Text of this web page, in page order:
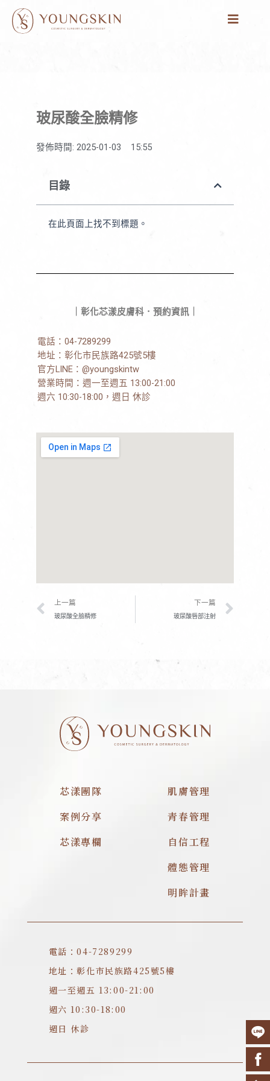
玻尿酸全臉精修
發佈時間: 2025-01-03 15:55
目錄
在此頁面上找不到標題。
｜彰化芯漾皮膚科．預約資訊｜
電話： 04-7289299
地址： 彰化市民族路425號5樓
官方LINE： @youngskintw
營業時間：週一至週五 13:00-21:00
週六 10:30-18:00，週日 休診
上一頁
上一篇
玻尿酸全臉精修
下一篇
玻尿酸唇部注射
芯漾團隊
案例分享
芯漾專欄
肌膚管理
青春管理
自信工程
體態管理
明眸計畫
電話：04-7289299
地址：彰化市民族路425號5樓
週一至週五 13:00-21:00
週六 10:30-18:00
週日 休診